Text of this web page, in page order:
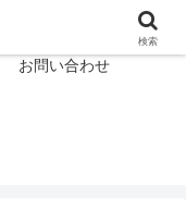
お問い合わせ
検索